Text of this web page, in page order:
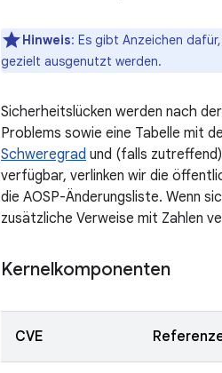
Hinweis: Es gibt Anzeichen
gezielt ausgenutzt werden.
Sicherheitslücken werden nach
Problems sowie eine Tabelle mit
Schweregrad und (falls
verfügbar, verlinken wir die
die AOSP-Änderungsliste. Wenn
zusätzliche Verweise mit Zahlen
Kernelkomponenten
CVE